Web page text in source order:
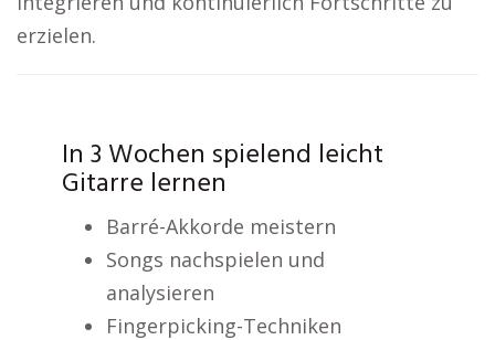
erzielen.
In 3 Wochen spielend leicht
Gitarre lernen
Barré-Akkorde meistern
Songs nachspielen und
analysieren
Fingerpicking-Techniken